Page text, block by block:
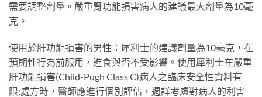
需要調整劑量。嚴重腎功能損害病人的建議最大劑量為10毫
克。
使用於肝功能損害的男性：犀利士的建議劑量為10毫克，在
預期性行為前服用，進食與否不受影響。使用犀利士在嚴重
肝功能損害(Child-Pugh Class C)病人之臨床安全性資料有
限;處方時，醫師應進行個別評估，週詳考慮對病人的利害